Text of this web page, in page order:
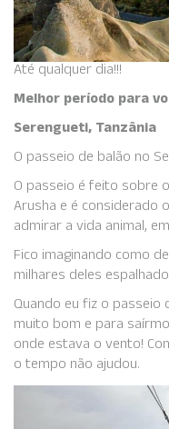
Até qualquer dia!!!
Melhor período para
Serengueti, Tanzânia
O passeio de balão no
O passeio é feito sobre
Arusha e é considerado
admirar a vida animal,
Fico imaginando como
milhares deles
Quando eu fiz o
muito bom e para
onde estava o vento!
o tempo não ajudou.